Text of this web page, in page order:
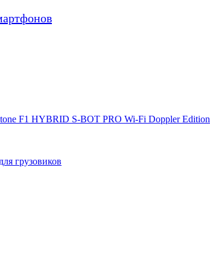
F1 HYBRID S-BOT PRO Wi-Fi Doppler Edition
грузовиков